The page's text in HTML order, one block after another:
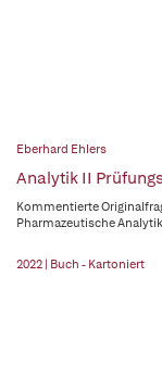
Eberhard Ehlers
Analytik II
Kommentierte
Pharmazeutische Analytik
2022 | Buch - Kartoniert